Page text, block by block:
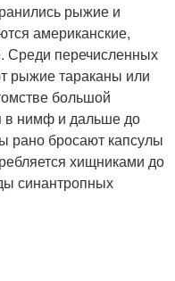
рыжие и
американские,
Среди перечисленных
рыжие тараканы или
большой
в нимф и дальше до
рано бросают капсулы
хищниками до
синантропных